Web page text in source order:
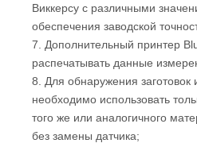
Виккерсу с различными
обеспечения заводской
7. Дополнительный принтер
распечатывать данные
8. Для обнаружения заготовок
необходимо использовать
того же или аналогичного
без замены датчика;